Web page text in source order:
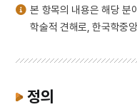
본 항목의 내용은 해당 분
학술적 견해로, 한국학중
정의